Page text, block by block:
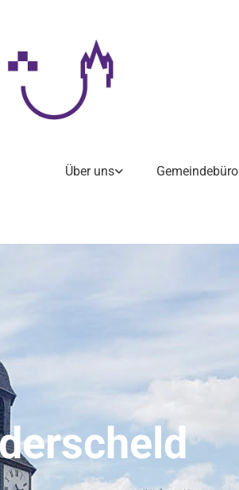
Über uns Gemeindebüro